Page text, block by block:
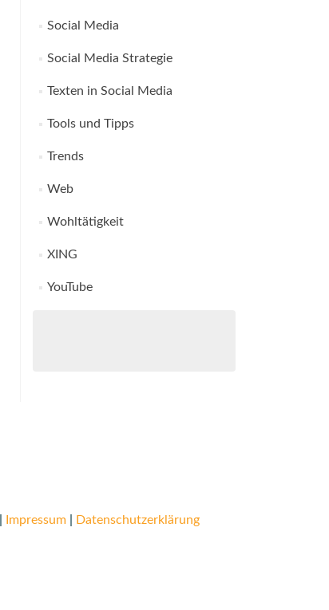
Social Media
Social Media Strategie
Texten in Social Media
Tools und Tipps
Trends
Web
Wohltätigkeit
XING
YouTube
Impressum|
Datenschutzerklärung